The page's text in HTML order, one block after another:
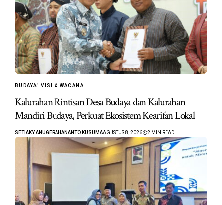
BUDAYA VISI & WACANA
Kalurahan Rintisan Desa Budaya dan Kalurahan
Mandiri Budaya, Perkuat Ekosistem Kearifan Lokal
SETIAKY ANUGERAHANANTO KUSUMAAGUSTUS 8, 2026 2 MIN READ